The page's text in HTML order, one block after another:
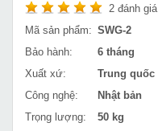
2 đánh giá
Mã sản phẩm: SWG-2
Bảo hành:
6 tháng
Xuất xứ:
Trung quốc
Công nghệ:
Nhật bản
Trọng lượng:
50 kg